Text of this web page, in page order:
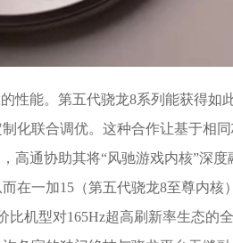
性能。第五代骁龙8系列能获得如
化联合调优。这种合作让基于相
高通协助其将“风驰游戏内核”深
在一加15（第五代骁龙8至尊内核
机型对165Hz超高刷新率生态的